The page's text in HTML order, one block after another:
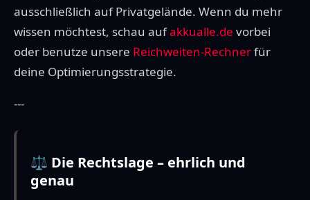
ausschließlich auf Privatgelände. Wenn du mehr
wissen möchtest, schau aufakkualle.de vorbei
oder benutze unsere Reichweiten-Rechnerfür
deine Optimierungsstrategie.
---
⚖️ Die Rechtslage – ehrlich und
genau